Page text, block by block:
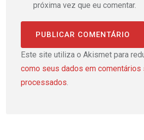
próxima vez que eu comentar.
Este site utiliza o Akismet para
como seus dados em comentários
processados.